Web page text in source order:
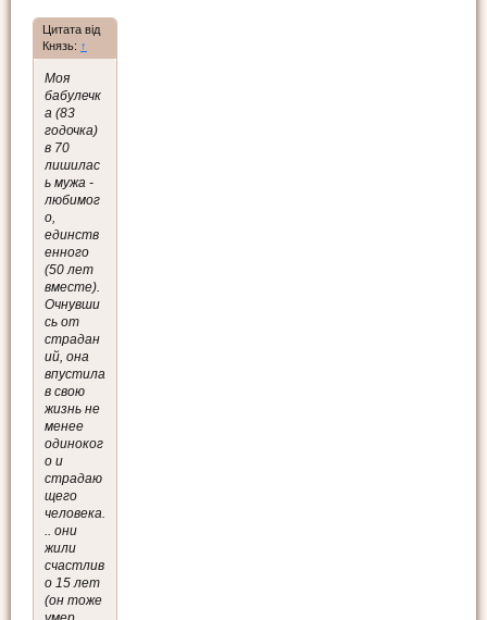
Цитата від
Князь: ↑
Моя
бабулечк
а (83
годочка)
в 70
лишилас
ь мужа -
любимог
о,
единств
енного
(50 лет
вместе).
Очнувши
сь от
страдан
ий, она
впустила
в свою
жизнь не
менее
одиноког
о и
страдаю
щего
человека.
.. они
жили
счастлив
о 15 лет
(он тоже